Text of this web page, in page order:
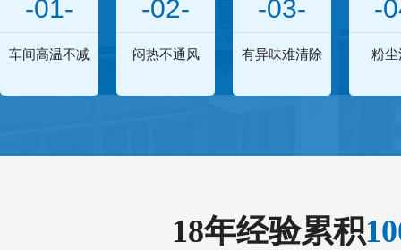
-01-
车间高温不减
-02-
闷热不通风
-03-
有异味难清除
-
粉尘
18年经验累积